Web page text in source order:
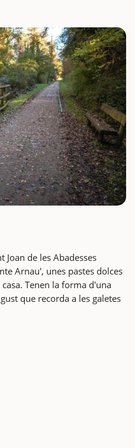
Joan de les Abadesses
Arnau', unes pastes dolces
Tenen la forma d'una
que recorda a les galetes